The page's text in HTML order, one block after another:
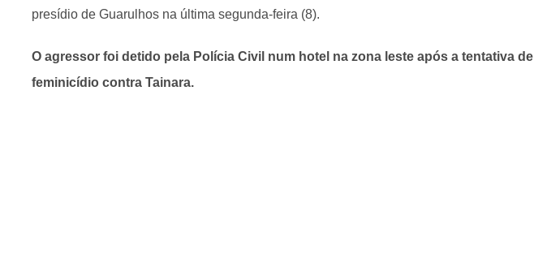
presídio de Guarulhos na última segunda-feira (8).
O agressor foi detido pela Polícia Civil num hotel na zona leste após a tentativa de
feminicídio contra Tainara.